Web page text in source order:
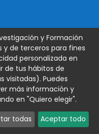
y Formación
y de terceros para fines
personalizada en
de tus hábitos de
visitadas). Puedes
más información y
en "Quiero elegir".
todas Aceptar todo